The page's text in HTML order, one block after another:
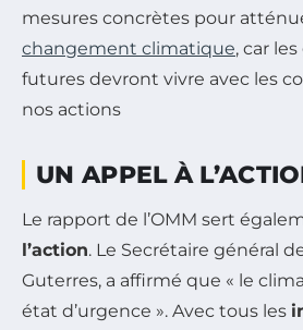
mesures concrètes pour
changement climatique, car
futures devront vivre avec les
nos actions
UN APPEL À
Le rapport de l’OMM sert
l’action. Le Secrétaire général
Guterres, a affirmé que « le
état d’urgence ». Avec tous les